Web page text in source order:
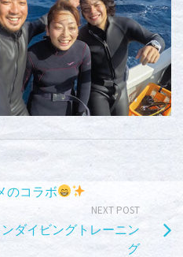
のコラボ
NEXT POST
ダイビングトレーニン
グ